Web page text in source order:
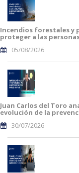
Incendios forestales y
proteger a las
05/08/2026
Juan Carlos del Toro
evolución de la
30/07/2026